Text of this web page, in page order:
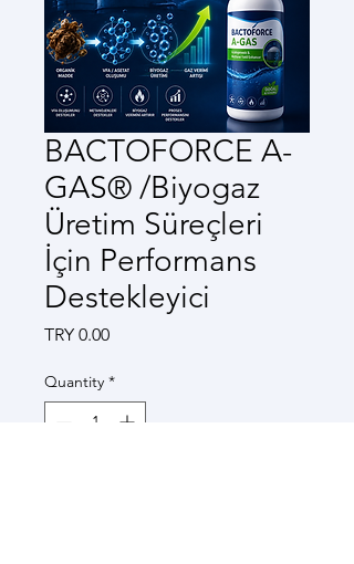
BACTOFORCE A-
GAS® /Biyogaz
Üretim Süreçleri
İçin Performans
Destekleyici
TRY 0.00Price
Quantity *